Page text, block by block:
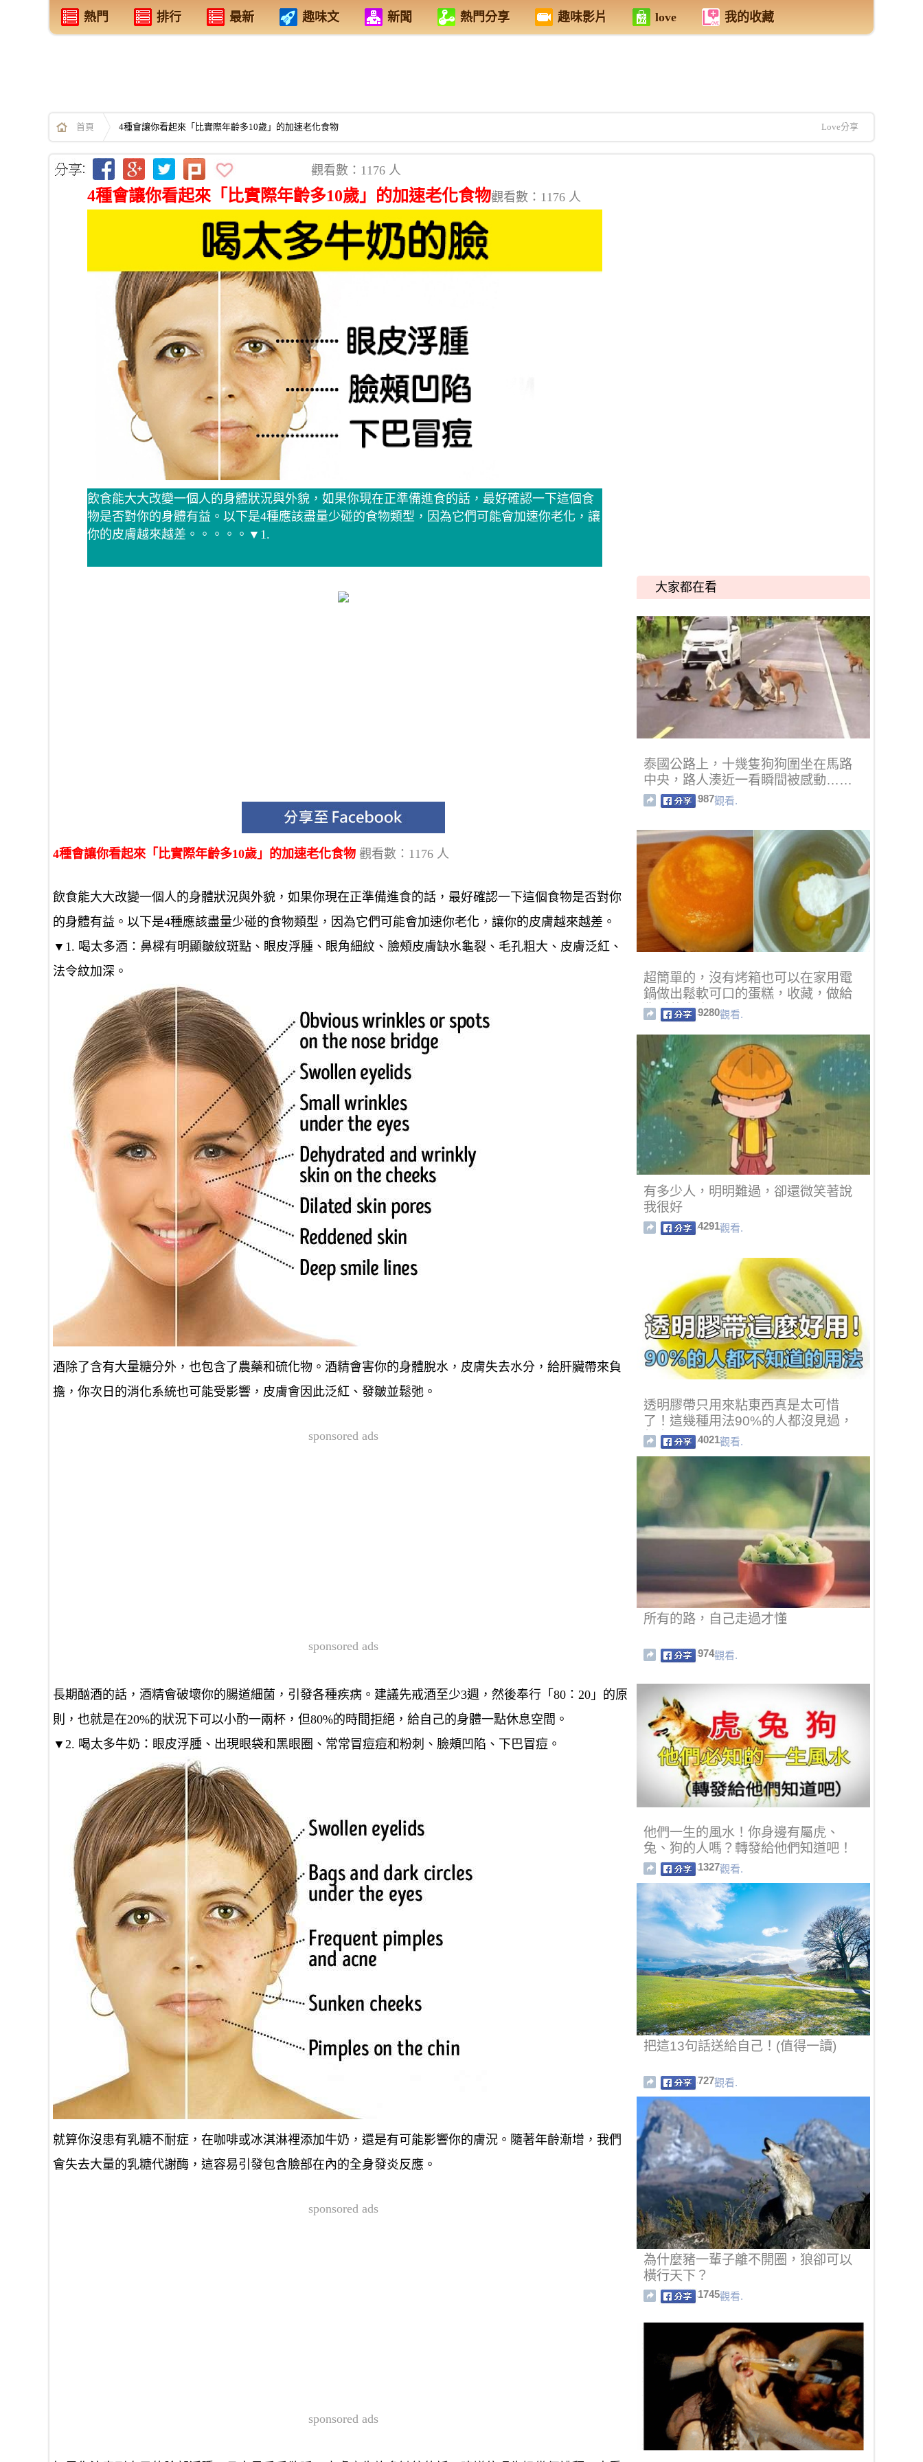
熱門 排行 最新 趣味文 新聞 熱門分享 趣味影片 love 我的收藏
首頁 4種會讓你看起來「比實際年齡多10歲」的加速老化食物 Love分享
觀看數：1176 人
4種會讓你看起來「比實際年齡多10歲」的加速老化食物觀看數：1176 人
飲食能大大改變一個人的身體狀況與外貌，如果你現在正準備進食的話，最好確認一下這個食
物是否對你的身體有益。以下是4種應該盡量少碰的食物類型，因為它們可能會加速你老化，讓
你的皮膚越來越差。。。。。▼1.
4種會讓你看起來「比實際年齡多10歲」的加速老化食物 觀看數：1176 人
飲食能大大改變一個人的身體狀況與外貌，如果你現在正準備進食的話，最好確認一下這個食物是否對你
的身體有益。以下是4種應該盡量少碰的食物類型，因為它們可能會加速你老化，讓你的皮膚越來越差。
▼1. 喝太多酒：鼻樑有明顯皺紋斑點、眼皮浮腫、眼角細紋、臉頰皮膚缺水龜裂、毛孔粗大、皮膚泛紅、
法令紋加深。
酒除了含有大量糖分外，也包含了農藥和硫化物。酒精會害你的身體脫水，皮膚失去水分，給肝臟帶來負
擔，你次日的消化系統也可能受影響，皮膚會因此泛紅、發皺並鬆弛。
sponsored ads
sponsored ads
長期酗酒的話，酒精會破壞你的腸道細菌，引發各種疾病。建議先戒酒至少3週，然後奉行「80：20」的原
則，也就是在20%的狀況下可以小酌一兩杯，但80%的時間拒絕，給自己的身體一點休息空間。
▼2. 喝太多牛奶：眼皮浮腫、出現眼袋和黑眼圈、常常冒痘痘和粉刺、臉頰凹陷、下巴冒痘。
就算你沒患有乳糖不耐症，在咖啡或冰淇淋裡添加牛奶，還是有可能影響你的膚況。隨著年齡漸增，我們
會失去大量的乳糖代謝酶，這容易引發包含臉部在內的全身發炎反應。
sponsored ads
sponsored ads
大家都在看
泰國公路上，十幾隻狗狗圍坐在馬路
中央，路人湊近一看瞬間被感動……
987觀看.
超簡單的，沒有烤箱也可以在家用電
鍋做出鬆軟可口的蛋糕，收藏，做給
你愛的人吃！！
9280觀看.
有多少人，明明難過，卻還微笑著說
我很好
4291觀看.
透明膠帶只用來粘東西真是太可惜
了！這幾種用法90%的人都沒見過，
超實用
4021觀看.
所有的路，自己走過才懂
974觀看.
他們一生的風水！你身邊有屬虎、
兔、狗的人嗎？轉發給他們知道吧！
1327觀看.
把這13句話送給自己！(值得一讀)
727觀看.
為什麼豬一輩子離不開圈，狼卻可以
橫行天下？
1745觀看.